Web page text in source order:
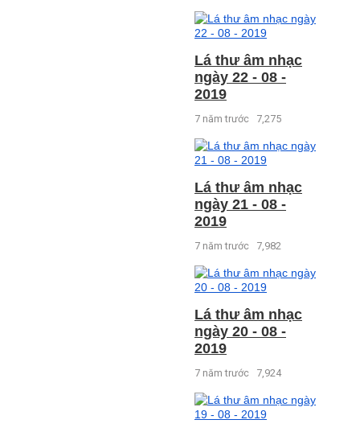
Lá thư âm nhạc
ngày 22 - 08 -
2019
7 năm trước 7,275
Lá thư âm nhạc
ngày 21 - 08 -
2019
7 năm trước 7,982
Lá thư âm nhạc
ngày 20 - 08 -
2019
7 năm trước 7,924